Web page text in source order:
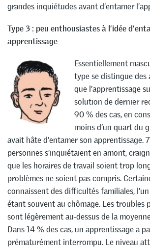
grandes inquiétudes avant d’entamer
Type 3 : peu enthousiastes à l’idée
apprentissage
Essentiellement
type se distingue
que l’apprentissage
solution de dernier
90 % des cas, en
moins d’un quart du
avait hâte d’entamer son apprentissage.
personnes s’inquiétaient en amont,
que les horaires de travail soient trop
problèmes ne soient pas compris.
connaissent des difficultés familiales,
étant souvent au chômage. Les troubles
sont légèrement au-dessus de la
Dans 14 % des cas, un apprentissage a
prématurément interrompu. Le niveau